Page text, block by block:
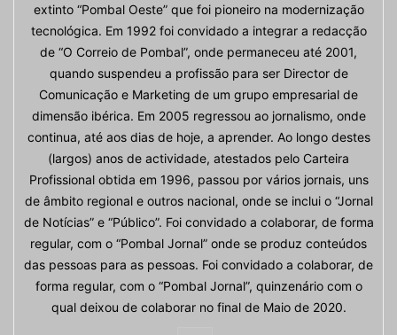
extinto “Pombal Oeste” que foi pioneiro na modernização
tecnológica. Em 1992 foi convidado a integrar a redacção
de “O Correio de Pombal”, onde permaneceu até 2001,
quando suspendeu a profissão para ser Director de
Comunicação e Marketing de um grupo empresarial de
dimensão ibérica. Em 2005 regressou ao jornalismo, onde
continua, até aos dias de hoje, a aprender. Ao longo destes
(largos) anos de actividade, atestados pelo Carteira
Profissional obtida em 1996, passou por vários jornais, uns
de âmbito regional e outros nacional, onde se inclui o “Jornal
de Notícias” e “Público”. Foi convidado a colaborar, de forma
regular, com o “Pombal Jornal” onde se produz conteúdos
das pessoas para as pessoas. Foi convidado a colaborar, de
forma regular, com o “Pombal Jornal”, quinzenário com o
qual deixou de colaborar no final de Maio de 2020.